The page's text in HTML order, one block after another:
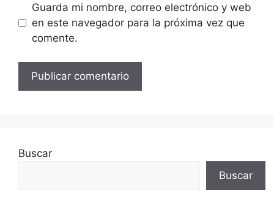
Guarda mi nombre, correo electrónico y web
en este navegador para la próxima vez que
comente.
Buscar
Buscar